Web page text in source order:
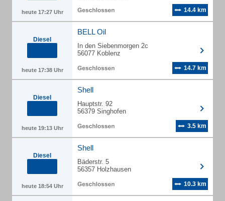
heute 17:27 Uhr 14.4 km
Diesel
heute 17:38 Uhr
BELL Oil
In den Siebenmorgen 2c
56077 Koblenz
14.7 km
Diesel
heute 19:13 Uhr
Shell
Hauptstr. 92
56379 Singhofen
3.5 km
Diesel
heute 18:54 Uhr
Shell
Bäderstr. 5
56357 Holzhausen
10.3 km